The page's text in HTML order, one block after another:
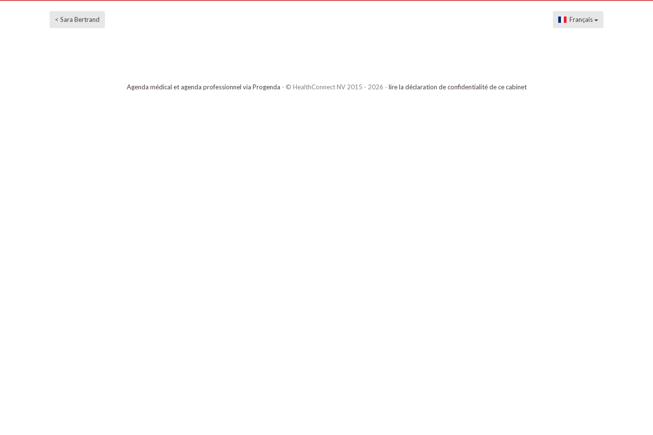
< Sara Bertrand Français
Agenda médical et agenda professionnel via Progenda - © HealthConnect NV 2015 - 2026 - lire la déclaration de confidentialité de ce cabinet